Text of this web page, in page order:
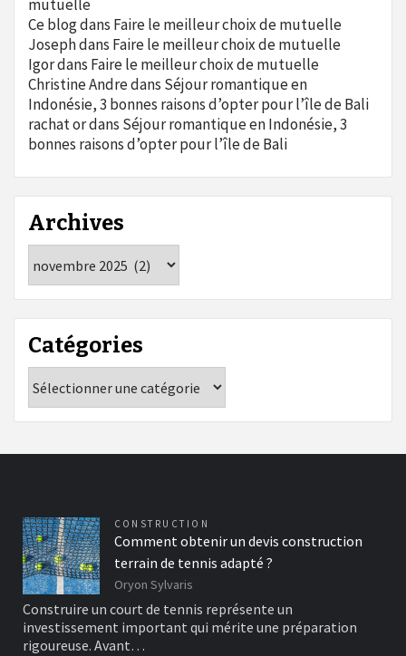
mutuelle
Ce blogdans Faire le meilleur choix de mutuelle
Josephdans Faire le meilleur choix de mutuelle
Igordans Faire le meilleur choix de mutuelle
Christine Andredans Séjour romantique en
Indonésie, 3 bonnes raisons d’opter pour l’île de Bali
rachat ordans Séjour romantique en Indonésie, 3
bonnes raisons d’opter pour l’île de Bali
Archives
Catégories
CONSTRUCTION
Comment obtenir un devis construction
terrain de tennis adapté ?
Oryon Sylvaris
Construire un court de tennis représente un
investissement important qui mérite une préparation
rigoureuse. Avant…